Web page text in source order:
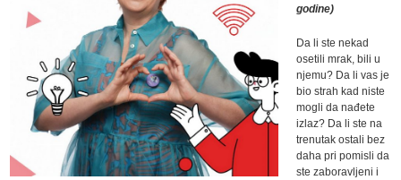
godine)
Da li ste nekad
osetili mrak, bili u
njemu? Da li vas je
bio strah kad niste
mogli da nađete
izlaz? Da li ste na
trenutak ostali bez
daha pri pomisli da
ste zaboravljeni i